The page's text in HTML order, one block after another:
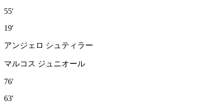
55'
19'
アンジェロ シュティラー
マルコス ジュニオール
76'
63'